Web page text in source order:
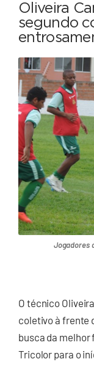
Oliveira
segundo
Jogadores
O técnico
coletivo à frente
busca da
Tricolor para o